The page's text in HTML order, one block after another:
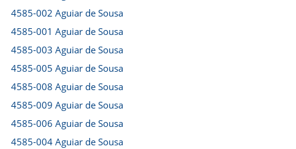
4585-002 Aguiar de Sousa
4585-001 Aguiar de Sousa
4585-003 Aguiar de Sousa
4585-005 Aguiar de Sousa
4585-008 Aguiar de Sousa
4585-009 Aguiar de Sousa
4585-006 Aguiar de Sousa
4585-004 Aguiar de Sousa